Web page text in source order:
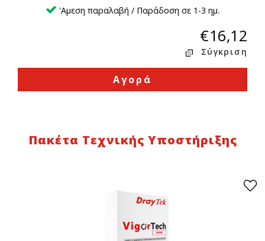
'Αμεση παραλαβή / Παράδοση σε 1-3 ημ.
€16,12
Σύγκριση
Αγορά
Πακέτα Τεχνικής Υποστήριξης